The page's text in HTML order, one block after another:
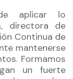
aplicar lo
, directora de
Continua de
mantenerse
Formamos
un fuerte